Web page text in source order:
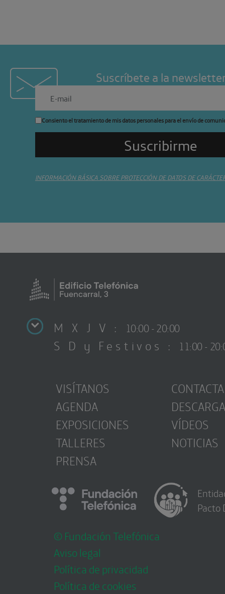
Suscríbete a la
Consiento el tratamiento de mis datos personales para el envío de
INFORMACIÓN BÁSICA SOBRE PROTECCIÓN DE DATOS DE
M X J V : 10:00 - 20:00
S D y Festivos : 11:00 -
VISÍTANOS
AGENDA
EXPOSICIONES
TALLERES
PRENSA
CONTACTA
VÍDEOS
NOTICIAS
© Fundación Telefónica
Aviso legal
Política de privacidad
Política de cookies
Pacto